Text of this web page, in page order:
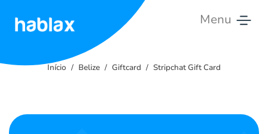
Menu
Tarifas
Início Belize Giftcard Stripchat Gift Card